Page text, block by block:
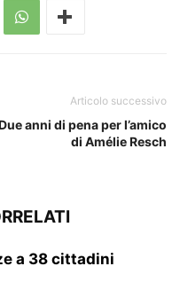
Articolo successivo
anni di pena per l’amico
di Amélie Resch
a 38 cittadini